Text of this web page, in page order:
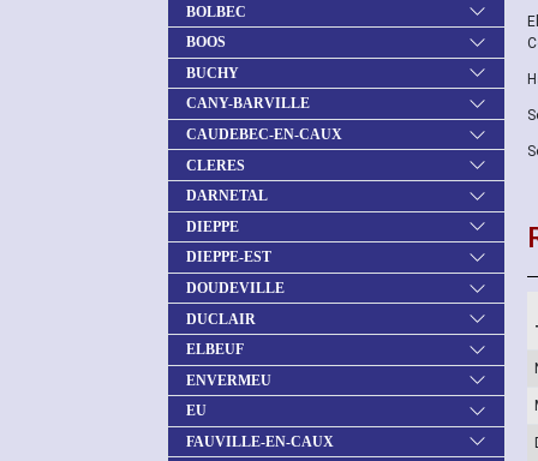
BOLBEC
BOOS
BUCHY
CANY-BARVILLE
CAUDEBEC-EN-CAUX
CLERES
DARNETAL
DIEPPE
DIEPPE-EST
DOUDEVILLE
DUCLAIR
ELBEUF
ENVERMEU
EU
FAUVILLE-EN-CAUX